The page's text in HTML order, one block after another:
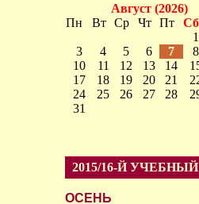
Август (2026)
Пн
Вт Ср Чт Пт Сб
1
3
4 5 6 7 8
10
11 12 13 14
17
18 19 20 21
24
25 26 27 28
31
2015/16-Й
ОСЕНЬ